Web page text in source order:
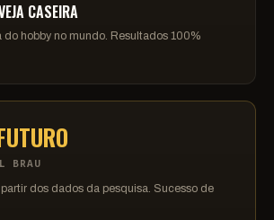
CASEIRA
do hobby no mundo. Resultados 100%
BRAU
dos dados da pesquisa. Sucesso de